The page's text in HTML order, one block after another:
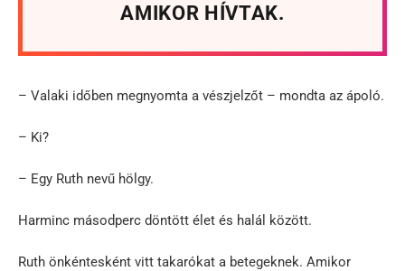
AMIKOR HÍVTAK.
– Valaki időben megnyomta a vészjelzőt – mondta az ápoló.
– Ki?
– Egy Ruth nevű hölgy.
Harminc másodperc döntött élet és halál között.
Ruth önkéntesként vitt takarókat a betegeknek. Amikor